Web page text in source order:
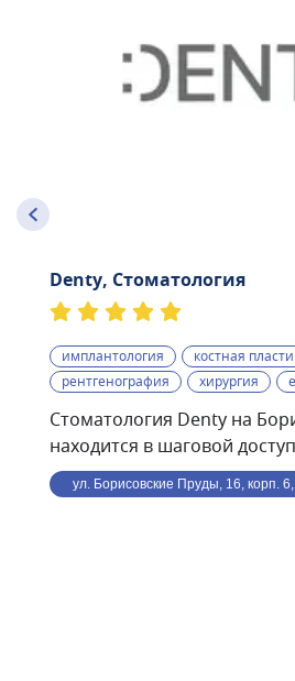
Denty, Стоматология
имплантология
костная
рентгенография
хирургия
Стоматология Denty на
находится в шаговой
от станции метро
ул. Борисовские Пруды, 16, корп. 6,